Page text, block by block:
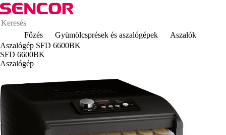
Főzés Gyümölcsprések és aszalógépek
Aszalók
Aszalógép SFD 6600BK
SFD 6600BK
Aszalógép